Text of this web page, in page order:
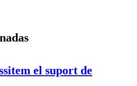
el suport de